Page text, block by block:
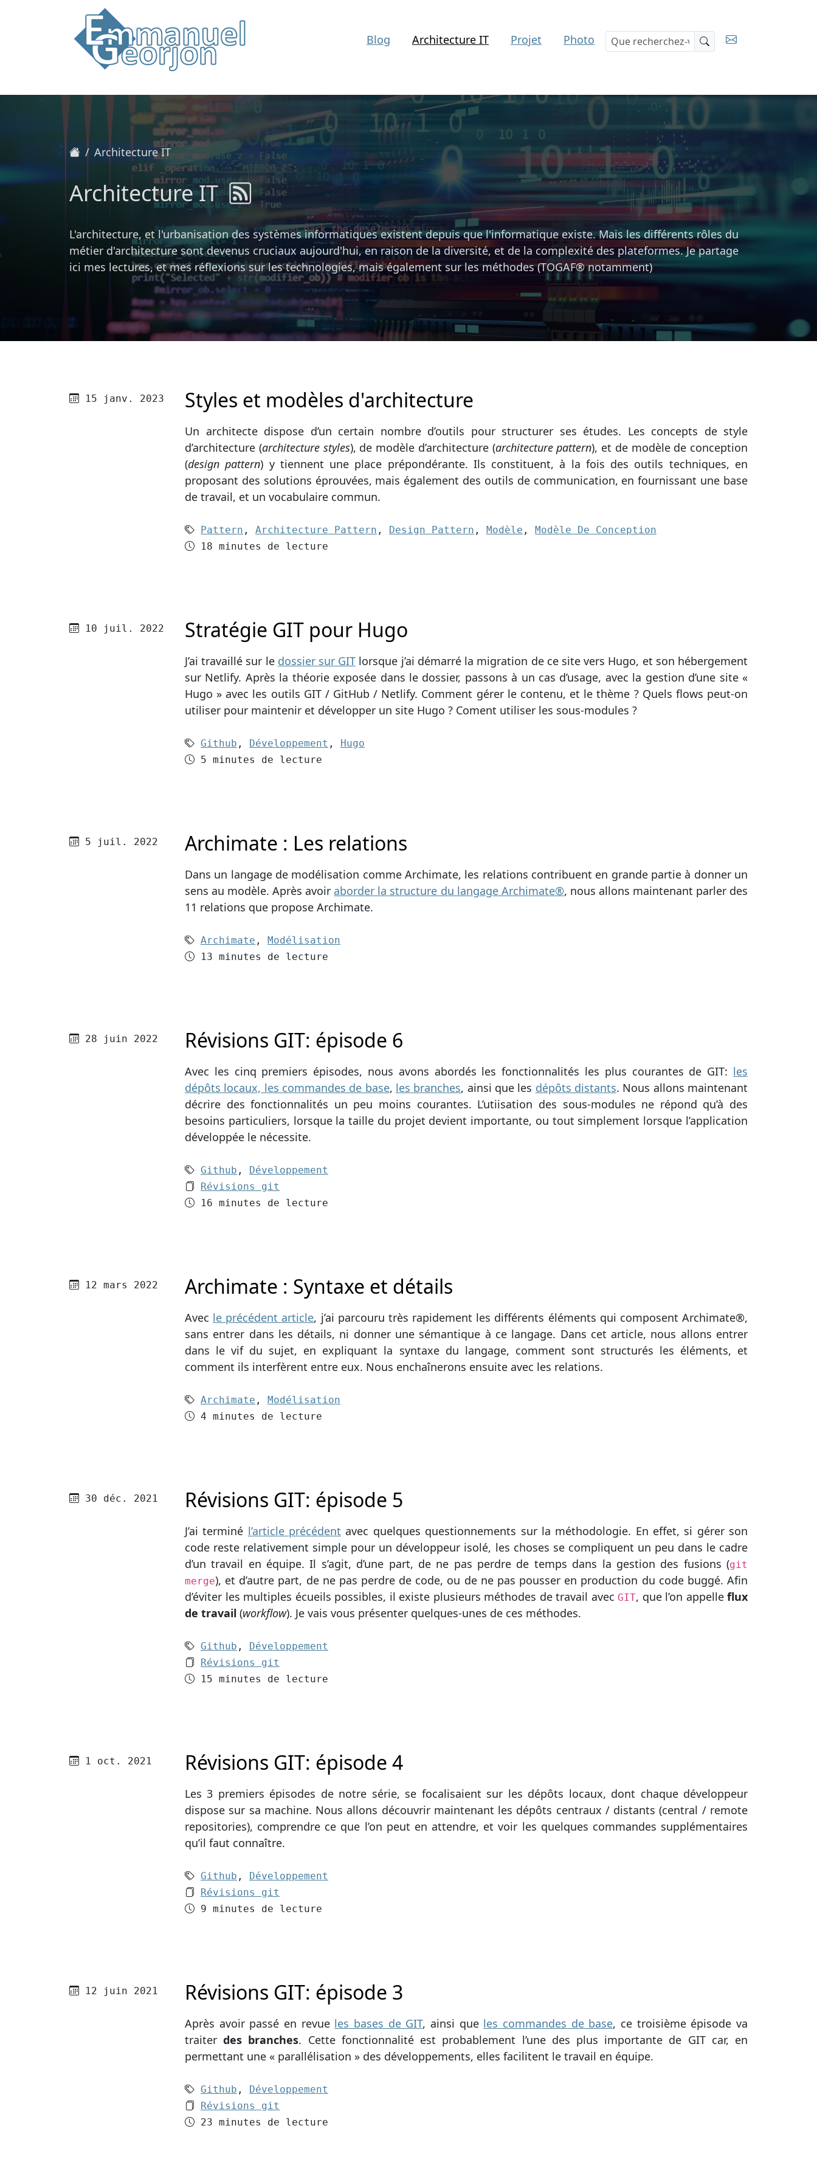
Blog Architecture IT Projet
Photo
Accueil
Architecture IT
Architecture IT
L'architecture, et l'urbanisation des systèmes informatiques existent depuis que l'informatique existe. Mais les différents rôles du
métier d'architecture sont devenus cruciaux aujourd'hui, en raison de la diversité, et de la complexité des plateformes. Je partage
ici mes lectures, et mes réflexions sur les technologies, mais également sur les méthodes (TOGAF® notamment)
Publié le
15 janv. 2023 Styles et modèles d'architecture
Un architecte dispose d’un certain nombre d’outils pour structurer ses études. Les concepts de style
d’architecture (architecture styles), de modèle d’architecture (architecture pattern), et de modèle de conception
(design pattern) y tiennent une place prépondérante. Ils constituent, à la fois des outils techniques, en
proposant des solutions éprouvées, mais également des outils de communication, en fournissant une base
de travail, et un vocabulaire commun.
Mots-clés (5):
Pattern , Architecture Pattern , Design Pattern , Modèle , Modèle De Conception
Temps de lecture
18 minutes de lecture
Publié le
10 juil. 2022 Stratégie GIT pour Hugo
J’ai travaillé sur le dossier sur GIT lorsque j’ai démarré la migration de ce site vers Hugo, et son hébergement
sur Netlify. Après la théorie exposée dans le dossier, passons à un cas d’usage, avec la gestion d’une site «
Hugo » avec les outils GIT / GitHub / Netlify. Comment gérer le contenu, et le thème ? Quels flows peut-on
utiliser pour maintenir et développer un site Hugo ? Coment utiliser les sous-modules ?
Mots-clés (3):
Github , Développement , Hugo
Temps de lecture
5 minutes de lecture
Publié le
5 juil. 2022 Archimate : Les relations
Dans un langage de modélisation comme Archimate, les relations contribuent en grande partie à donner un
sens au modèle. Après avoir aborder la structure du langage Archimate®, nous allons maintenant parler des
11 relations que propose Archimate.
Mots-clés (2):
Archimate , Modélisation
Temps de lecture
13 minutes de lecture
Publié le
28 juin 2022 Révisions GIT: épisode 6
Avec les cinq premiers épisodes, nous avons abordés les fonctionnalités les plus courantes de GIT: les
dépôts locaux, les commandes de base, les branches, ainsi que les dépôts distants. Nous allons maintenant
décrire des fonctionnalités un peu moins courantes. L’utiisation des sous-modules ne répond qu’à des
besoins particuliers, lorsque la taille du projet devient importante, ou tout simplement lorsque l’application
développée le nécessite.
Mots-clés (2):
Github , Développement
Le dossier 1:
Révisions git
Temps de lecture
16 minutes de lecture
Publié le
12 mars 2022 Archimate : Syntaxe et détails
Avec le précédent article, j’ai parcouru très rapidement les différents éléments qui composent Archimate®,
sans entrer dans les détails, ni donner une sémantique à ce langage. Dans cet article, nous allons entrer
dans le vif du sujet, en expliquant la syntaxe du langage, comment sont structurés les éléments, et
comment ils interfèrent entre eux. Nous enchaînerons ensuite avec les relations.
Mots-clés (2):
Archimate , Modélisation
Temps de lecture
4 minutes de lecture
Publié le
30 déc. 2021 Révisions GIT: épisode 5
J’ai terminé l’article précédent avec quelques questionnements sur la méthodologie. En effet, si gérer son
code reste relativement simple pour un développeur isolé, les choses se compliquent un peu dans le cadre
d’un travail en équipe. Il s’agit, d’une part, de ne pas perdre de temps dans la gestion des fusions (git
merge), et d’autre part, de ne pas perdre de code, ou de ne pas pousser en production du code buggé. Afin
d’éviter les multiples écueils possibles, il existe plusieurs méthodes de travail avec GIT, que l’on appelle flux
de travail (workflow). Je vais vous présenter quelques-unes de ces méthodes.
Mots-clés (2):
Github , Développement
Le dossier 1:
Révisions git
Temps de lecture
15 minutes de lecture
Publié le
1 oct. 2021 Révisions GIT: épisode 4
Les 3 premiers épisodes de notre série, se focalisaient sur les dépôts locaux, dont chaque développeur
dispose sur sa machine. Nous allons découvrir maintenant les dépôts centraux / distants (central / remote
repositories), comprendre ce que l’on peut en attendre, et voir les quelques commandes supplémentaires
qu’il faut connaître.
Mots-clés (2):
Github , Développement
Le dossier 1:
Révisions git
Temps de lecture
9 minutes de lecture
Publié le
12 juin 2021 Révisions GIT: épisode 3
Après avoir passé en revue les bases de GIT, ainsi que les commandes de base, ce troisième épisode va
traiterdes branches. Cette fonctionnalité est probablement l’une des plus importante de GIT car, en
permettant une « parallélisation » des développements, elles facilitent le travail en équipe.
Mots-clés (2):
Github , Développement
Le dossier 1:
Révisions git
Temps de lecture
23 minutes de lecture